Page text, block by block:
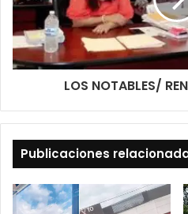
LOS NOTABLES/
Publicaciones